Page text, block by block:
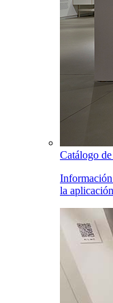
Catálogo
Información
la